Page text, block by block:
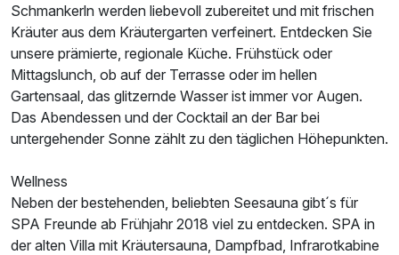
Schmankerln werden liebevoll zubereitet und mit frischen
Kräuter aus dem Kräutergarten verfeinert. Entdecken Sie
unsere prämierte, regionale Küche. Frühstück oder
Mittagslunch, ob auf der Terrasse oder im hellen
Gartensaal, das glitzernde Wasser ist immer vor Augen.
Das Abendessen und der Cocktail an der Bar bei
untergehender Sonne zählt zu den täglichen Höhepunkten.
Wellness
Neben der bestehenden, beliebten Seesauna gibt´s für
SPA Freunde ab Frühjahr 2018 viel zu entdecken. SPA in
der alten Villa mit Kräutersauna, Dampfbad, Infrarotkabine